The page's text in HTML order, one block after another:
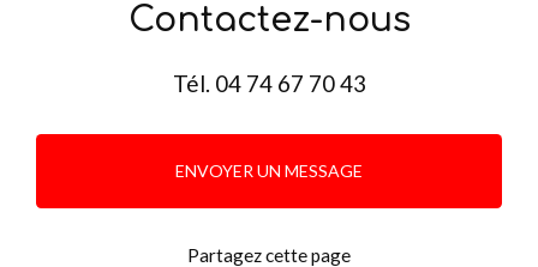
Contactez-nous
Tél. 04 74 67 70 43
ENVOYER UN MESSAGE
Partagez cette page